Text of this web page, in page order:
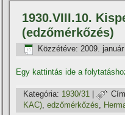
1930.VIII.10.
(edzőmérkőzés)
Közzétéve: 2009.
Egy kattintás ide a
Kategória: 1930/31 |
KAC),edzőmérkőzés,